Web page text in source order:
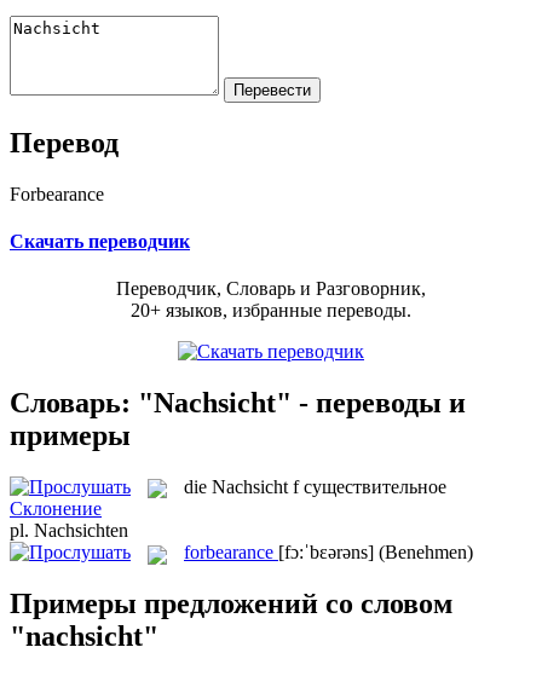
Перевод
Forbearance
Скачать переводчик
Переводчик, Словарь и Разговорник,
20+ языков, избранные переводы.
Словарь: "Nachsicht" - переводы и
примеры
die Nachsicht f существительное
Склонение
pl. Nachsichten
forbearance [fɔ:ˈbɛərəns] (Benehmen)
Примеры предложений со словом
"nachsicht"